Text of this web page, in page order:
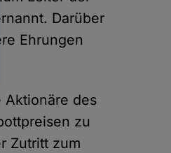
Darüber
Ehrungen
Aktionäre des
zu
Zutritt zum